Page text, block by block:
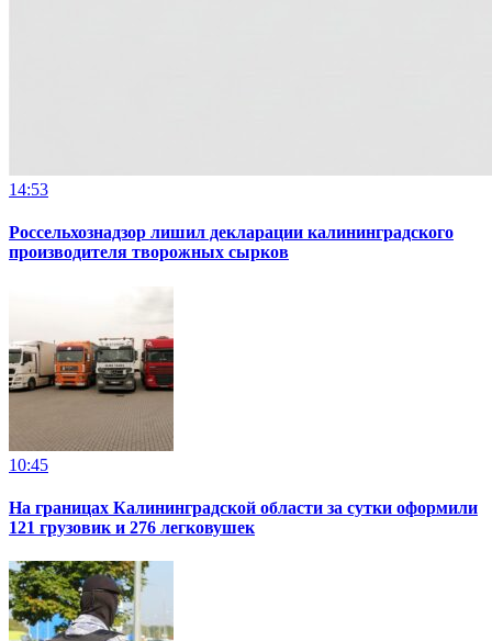
14:53
Россельхознадзор лишил декларации калининградского
производителя творожных сырков
10:45
На границах Калининградской области за сутки оформили
121 грузовик и 276 легковушек